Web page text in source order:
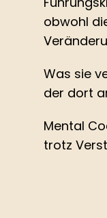
obwohl
Was sie
der dort
Mental
trotz